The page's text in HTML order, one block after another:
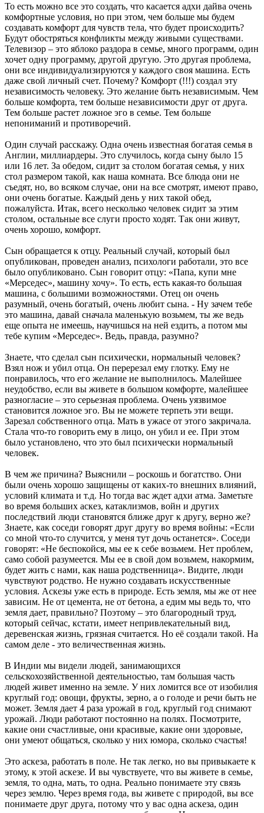
То есть можно все это создать, что касается адхи дайва очень
комфортные условия, но при этом, чем больше мы будем
создавать комфорт для чувств тела, что будет происходить?
Будут обостряться конфликты между живыми существами.
Телевизор – это яблоко раздора в семье, много программ, один
хочет одну программу, другой другую. Это другая проблема,
они все индивидуализируются у каждого своя машина. Есть
даже свой личный счет. Почему? Комфорт (!!!) создал эту
независимость человеку. Это желание быть независимым. Чем
больше комфорта, тем больше независимости друг от друга.
Тем больше растет ложное эго в семье. Тем больше
непониманий и противоречий.
Один случай расскажу. Одна очень известная богатая семья в
Англии, миллиардеры. Это случилось, когда сыну было 15
или 16 лет. За обедом, сидит за столом богатая семья, у них
стол размером такой, как наша комната. Все блюда они не
съедят, но, во всяком случае, они на все смотрят, имеют право,
они очень богатые. Каждый день у них такой обед,
пожалуйста. Итак, всего несколько человек сидит за этим
столом, остальные все слуги просто ходят. Так они живут,
очень хорошо, комфорт.
Сын обращается к отцу. Реальный случай, который был
опубликован, проведен анализ, психологи работали, это все
было опубликовано. Сын говорит отцу: «Папа, купи мне
«Мерседес», машину хочу». То есть, есть какая-то большая
машина, с большими возможностями. Отец он очень
разумный, очень богатый, очень любит сына. - Ну зачем тебе
это машина, давай сначала маленькую возьмем, ты же ведь
еще опыта не имеешь, научишься на ней ездить, а потом мы
тебе купим «Мерседес». Ведь, правда, разумно?
Знаете, что сделал сын психически, нормальный человек?
Взял нож и убил отца. Он перерезал ему глотку. Ему не
понравилось, что его желание не выполнилось. Малейшее
неудобство, если вы живете в большом комфорте, малейшее
разногласие – это серьезная проблема. Очень уязвимое
становится ложное эго. Вы не можете терпеть эти вещи.
Зарезал собственного отца. Мать в ужасе от этого закричала.
Стала что-то говорить ему в лицо, он убил и ее. При этом
было установлено, что это был психически нормальный
человек.
В чем же причина? Выяснили – роскошь и богатство. Они
были очень хорошо защищены от каких-то внешних влияний,
условий климата и т.д. Но тогда вас ждет адхи атма. Заметьте
во время больших аскез, катаклизмов, войн и других
последствий люди становятся ближе друг к другу, верно же?
Знаете, как соседи говорят друг другу во время войны: «Если
со мной что-то случится, у меня тут дочь останется». Соседи
говорят: «Не беспокойся, мы ее к себе возьмем. Нет проблем,
само собой разумеется. Мы ее в свой дом возьмем, накормим,
будет жить с нами, как наша родственница». Видите, люди
чувствуют родство. Не нужно создавать искусственные
условия. Аскезы уже есть в природе. Есть земля, мы же от нее
зависим. Не от цемента, не от бетона, а едим мы ведь то, что
земля дает, правильно? Поэтому – это благородный труд,
который сейчас, кстати, имеет непривлекательный вид,
деревенская жизнь, грязная считается. Но её создали такой. На
самом деле - это величественная жизнь.
В Индии мы видели людей, занимающихся
сельскохозяйственной деятельностью, там большая часть
людей живет именно на земле. У них ломится все от изобилия
круглый год: овощи, фрукты, зерно, а о голоде и речи быть не
может. Земля дает 4 раза урожай в год, круглый год снимают
урожай. Люди работают постоянно на полях. Посмотрите,
какие они счастливые, они красивые, какие они здоровые,
они умеют общаться, сколько у них юмора, сколько счастья!
Это аскеза, работать в поле. Не так легко, но вы привыкаете к
этому, к этой аскезе. И вы чувствуете, что вы живете в семье,
земля, то одна, мать, то одна. Реально понимаете эту связь
через землю. Через время года, вы живете с природой, вы все
понимаете друг друга, потому что у вас одна аскеза, один